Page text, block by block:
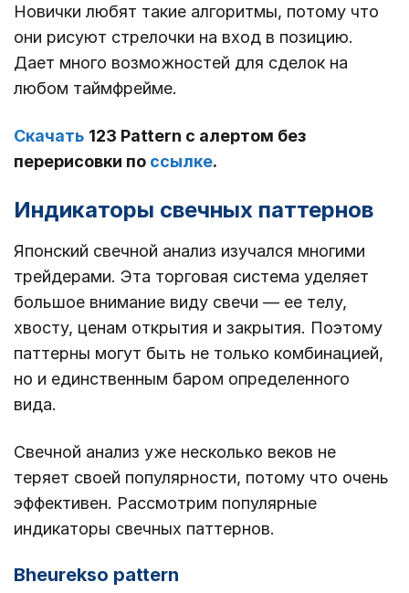
Новички любят такие алгоритмы, потому что
они рисуют стрелочки на вход в позицию.
Дает много возможностей для сделок на
любом таймфрейме.
Скачать 123 Pattern с алертом без
перерисовки по ссылке.
Индикаторы свечных паттернов
Японский свечной анализ изучался многими
трейдерами. Эта торговая система уделяет
большое внимание виду свечи ― ее телу,
хвосту, ценам открытия и закрытия. Поэтому
паттерны могут быть не только комбинацией,
но и единственным баром определенного
вида.
Свечной анализ уже несколько веков не
теряет своей популярности, потому что очень
эффективен. Рассмотрим популярные
индикаторы свечных паттернов.
Bheurekso pattern